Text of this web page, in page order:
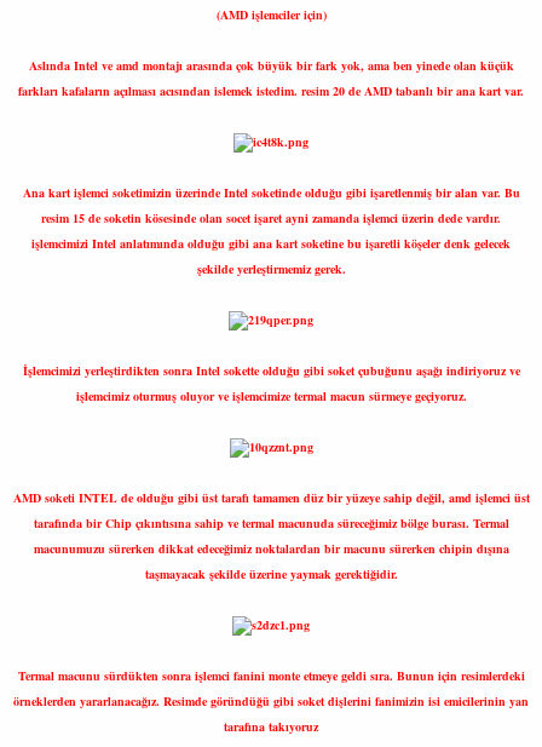
(AMD işlemciler için)
Aslında Intel ve amd montajı arasında çok büyük bir fark yok, ama ben yinede olan küçük
farkları kafaların açılması acısından islemek istedim. resim 20 de AMD tabanlı bir ana kart var.
Ana kart işlemci soketimizin üzerinde Intel soketinde olduğu gibi işaretlenmiş bir alan var. Bu
resim 15 de soketin kösesinde olan socet işaret ayni zamanda işlemci üzerin dede vardır.
işlemcimizi Intel anlatımında olduğu gibi ana kart soketine bu işaretli köşeler denk gelecek
şekilde yerleştirmemiz gerek.
İşlemcimizi yerleştirdikten sonra Intel sokette olduğu gibi soket çubuğunu aşağı indiriyoruz ve
işlemcimiz oturmuş oluyor ve işlemcimize termal macun sürmeye geçiyoruz.
AMD soketi INTEL de olduğu gibi üst tarafı tamamen düz bir yüzeye sahip değil, amd işlemci üst
tarafında bir Chip çıkıntısına sahip ve termal macunuda süreceğimiz bölge burası. Termal
macunumuzu sürerken dikkat edeceğimiz noktalardan bir macunu sürerken chipin dışına
taşmayacak şekilde üzerine yaymak gerektiğidir.
Termal macunu sürdükten sonra işlemci fanini monte etmeye geldi sıra. Bunun için resimlerdeki
örneklerden yararlanacağız. Resimde göründüğü gibi soket dişlerini fanimizin isi emicilerinin yan
tarafına takıyoruz